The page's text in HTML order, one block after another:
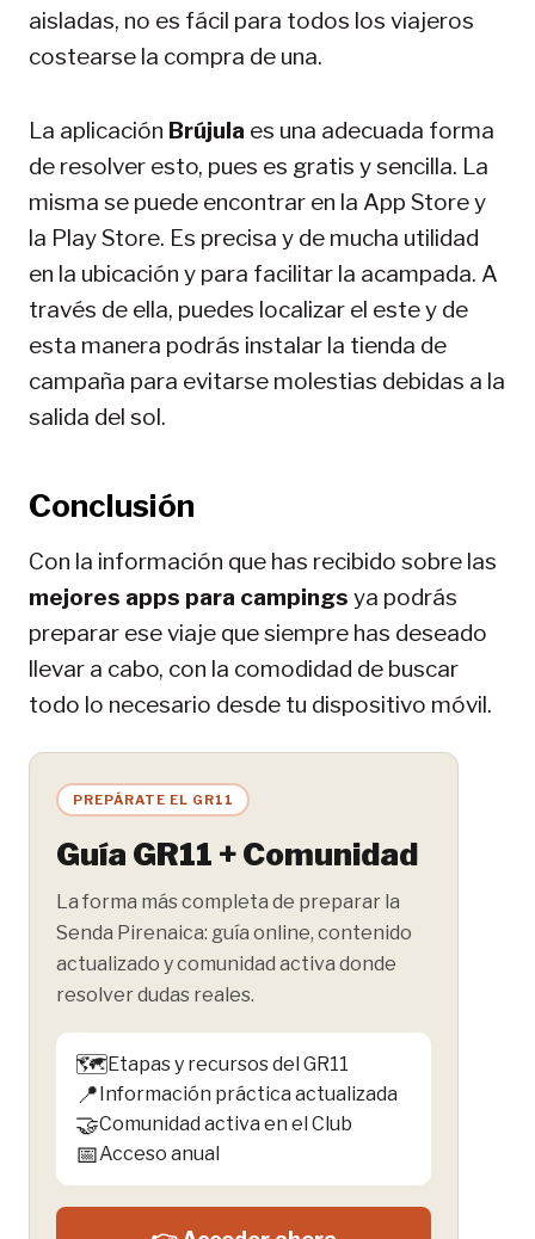
aisladas, no es fácil para todos los viajeros
costearse la compra de una.
La aplicación Brújula es una adecuada forma
de resolver esto, pues es gratis y sencilla. La
misma se puede encontrar en la App Store y
la Play Store. Es precisa y de mucha utilidad
en la ubicación y para facilitar la acampada. A
través de ella, puedes localizar el este y de
esta manera podrás instalar la tienda de
campaña para evitarse molestias debidas a la
salida del sol.
Conclusión
Con la información que has recibido sobre las
mejores apps para campings ya podrás
preparar ese viaje que siempre has deseado
llevar a cabo, con la comodidad de buscar
todo lo necesario desde tu dispositivo móvil.
PREPÁRATE EL GR11
Guía GR11 + Comunidad
La forma más completa de preparar la
Senda Pirenaica: guía online, contenido
actualizado y comunidad activa donde
resolver dudas reales.
🗺️Etapas y recursos del GR11
📍Información práctica actualizada
🤝Comunidad activa en el Club
📅Acceso anual